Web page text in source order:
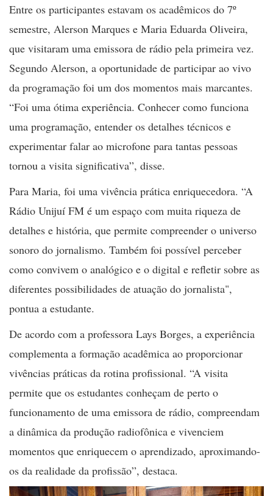
Entre os participantes estavam os acadêmicos do 7º
semestre, Alerson Marques e Maria Eduarda Oliveira,
que visitaram uma emissora de rádio pela primeira vez.
Segundo Alerson, a oportunidade de participar ao vivo
da programação foi um dos momentos mais marcantes.
“Foi uma ótima experiência. Conhecer como funciona
uma programação, entender os detalhes técnicos e
experimentar falar ao microfone para tantas pessoas
tornou a visita significativa”, disse.
Para Maria, foi uma vivência prática enriquecedora. “A
Rádio Unijuí FM é um espaço com muita riqueza de
detalhes e história, que permite compreender o universo
sonoro do jornalismo. Também foi possível perceber
como convivem o analógico e o digital e refletir sobre as
diferentes possibilidades de atuação do jornalista",
pontua a estudante.
De acordo com a professora Lays Borges, a experiência
complementa a formação acadêmica ao proporcionar
vivências práticas da rotina profissional. “A visita
permite que os estudantes conheçam de perto o
funcionamento de uma emissora de rádio, compreendam
a dinâmica da produção radiofônica e vivenciem
momentos que enriquecem o aprendizado, aproximando-
os da realidade da profissão”, destaca.